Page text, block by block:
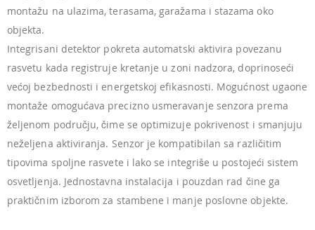
montažu na ulazima, terasama, garažama i stazama oko
objekta.
Integrisani detektor pokreta automatski aktivira povezanu
rasvetu kada registruje kretanje u zoni nadzora, doprinoseći
većoj bezbednosti i energetskoj efikasnosti. Mogućnost ugaone
montaže omogućava precizno usmeravanje senzora prema
željenom području, čime se optimizuje pokrivenost i smanjuju
neželjena aktiviranja. Senzor je kompatibilan sa različitim
tipovima spoljne rasvete i lako se integriše u postojeći sistem
osvetljenja. Jednostavna instalacija i pouzdan rad čine ga
praktičnim izborom za stambene i manje poslovne objekte.